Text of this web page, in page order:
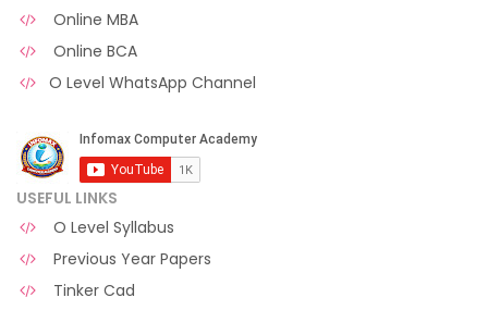
Online MBA
Online BCA
O Level WhatsApp Channel
USEFUL LINKS
O Level Syllabus
Previous Year Papers
Tinker Cad